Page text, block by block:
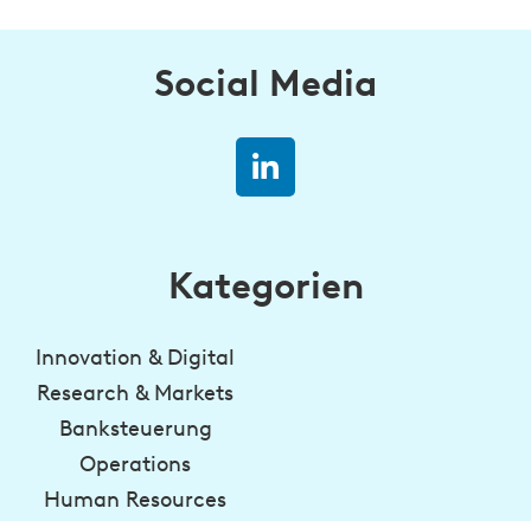
Social Media
Kategorien
Innovation & Digital
Research & Markets
Banksteuerung
Operations
Human Resources